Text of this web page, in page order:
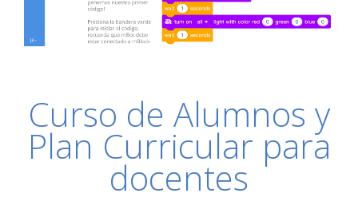
Curso de Alumnos y
Plan Curricular para
docentes